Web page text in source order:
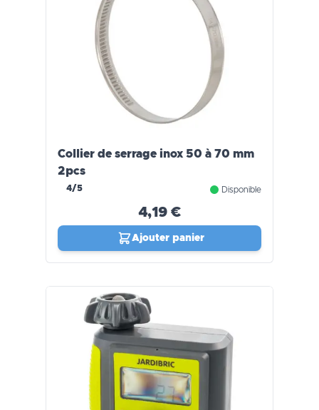
Collier de serrage inox 50 à 70 mm
2pcs
4/5 Disponible
4,19 €
Ajouter panier